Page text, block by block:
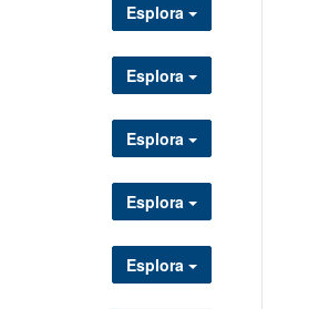
Esplora
Esplora
Esplora
Esplora
Esplora